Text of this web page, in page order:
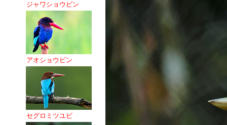
ジャワショウビン
アオショウビン
セグロミツユビ